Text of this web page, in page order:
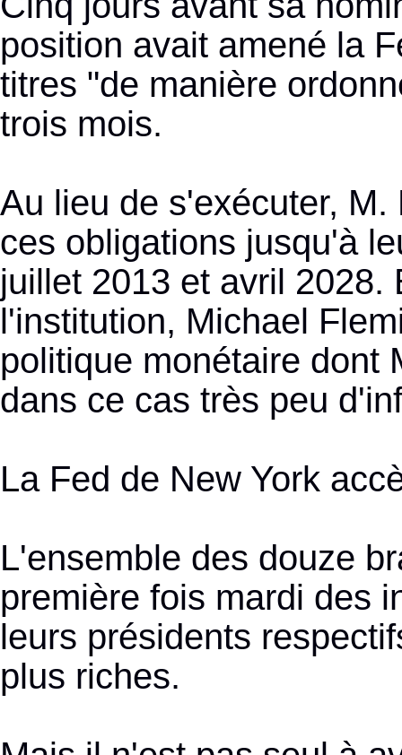
position avait amené la
titres "de manière
trois mois.
Au lieu de s'exécuter,
ces obligations jusqu'à
juillet 2013 et avril 2028.
l'institution, Michael
politique monétaire dont
dans ce cas très peu
La Fed de New York
L'ensemble des douze
première fois mardi des
leurs présidents
plus riches.